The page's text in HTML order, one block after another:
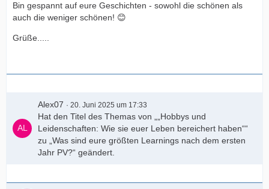
Bin gespannt auf eure Geschichten - sowohl die schönen als
auch die weniger schönen! 😊
Grüße.....
Alex07 20. Juni 2025 um 17:33
Hat den Titel des Themas von „„Hobbys und
Leidenschaften: Wie sie euer Leben bereichert haben““
zu „Was sind eure größten Learnings nach dem ersten
Jahr PV?“ geändert.